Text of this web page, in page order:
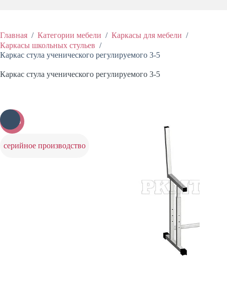
Главная / Категории мебели / Каркасы для мебели /
Каркасы школьных стульев /
Каркас стула ученического регулируемого 3-5
Каркас стула ученического регулируемого 3-5
-25%
серийное производство